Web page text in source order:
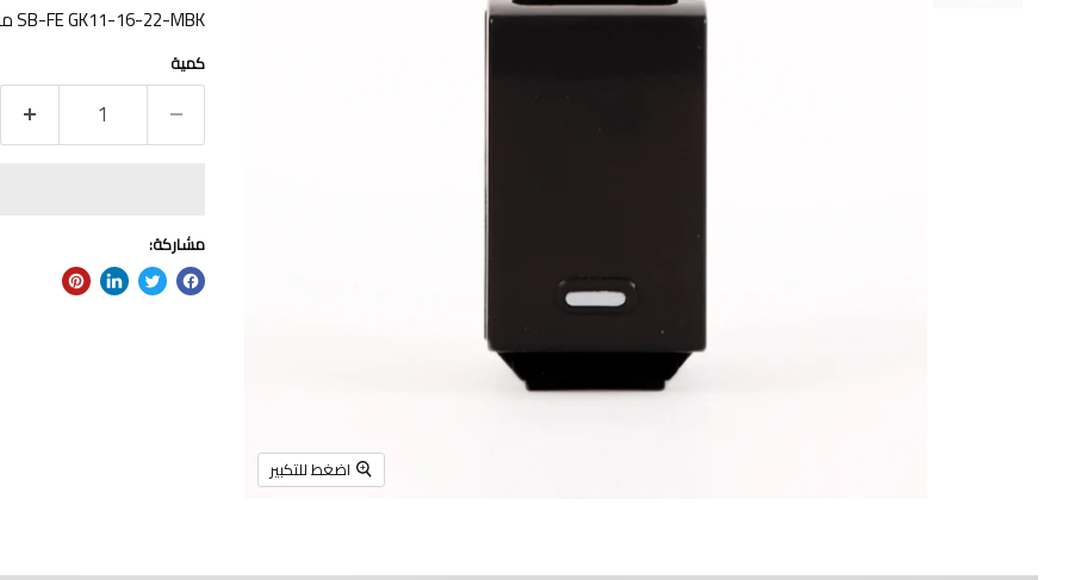
اضغط للتكبير
SB-FE GK11-16-22-MBK مفتاح انارة عادة 16 أمبير - أسود
كمية
مشاركة: